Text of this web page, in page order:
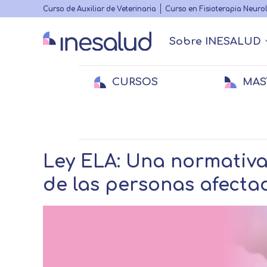
HighlightedCurso de Auxiliar de Veterinaria Curso en Fisioterapia
Main
Sobre INESALUD
Quiénes somos Acreditaciones
Actualidad Sanitaria
Menu
CURSOS
VeterinariaVeterinaria
Ley ELA: Una
de las personas